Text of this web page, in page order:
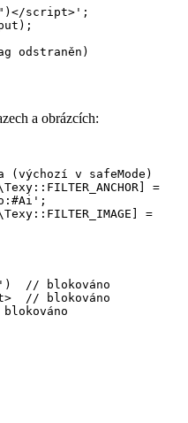
script>';
a obrázcích:
(výchozí v safeMode)
=
=
// blokováno
// blokováno